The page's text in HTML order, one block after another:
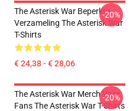
The Asterisk War Beperkte
Verzameling The Asterisk War
T-Shirts
€ 24,38 - € 28,06
-20%
The Asterisk War Merch Voor
Fans The Asterisk War T-Shirts
-20%